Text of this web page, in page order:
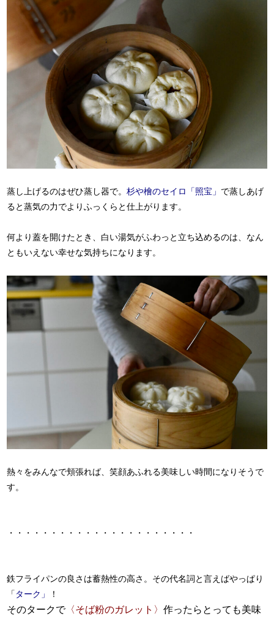
蒸し上げるのはぜひ蒸し器で。杉や檜のセイロ「照宝」 で蒸しあげ
ると蒸気の力でよりふっくらと仕上がります。
何より蓋を開けたとき、白い湯気がふわっと立ち込めるのは、なん
ともいえない幸せな気持ちになります。
熱々をみんなで頬張れば、笑顔あふれる美味しい時間になりそうで
す。
・・・・・・・・・・・・・・・・・・・・・・
鉄フライパンの良さは蓄熱性の高さ。その代名詞と言えばやっぱり
「 ターク」 ！
そのタークで〈そば粉のガレット〉作ったらとっても美味